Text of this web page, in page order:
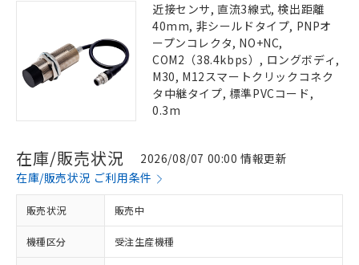
近接センサ, 直流3線式, 検出距離
40mm, 非シールドタイプ, PNPオ
ープンコレクタ, NO+NC,
COM2（38.4kbps）, ロングボディ,
M30, M12スマートクリックコネク
タ中継タイプ, 標準PVCコード,
0.3m
在庫/販売状況
2026/08/07 00:00 情報更新
在庫/販売状況 ご利用条件
販売状況 販売中
機種区分 受注生産機種